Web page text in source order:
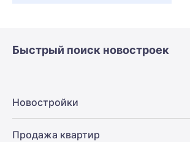
Быстрый поиск новостроек
Новостройки
Продажа квартир